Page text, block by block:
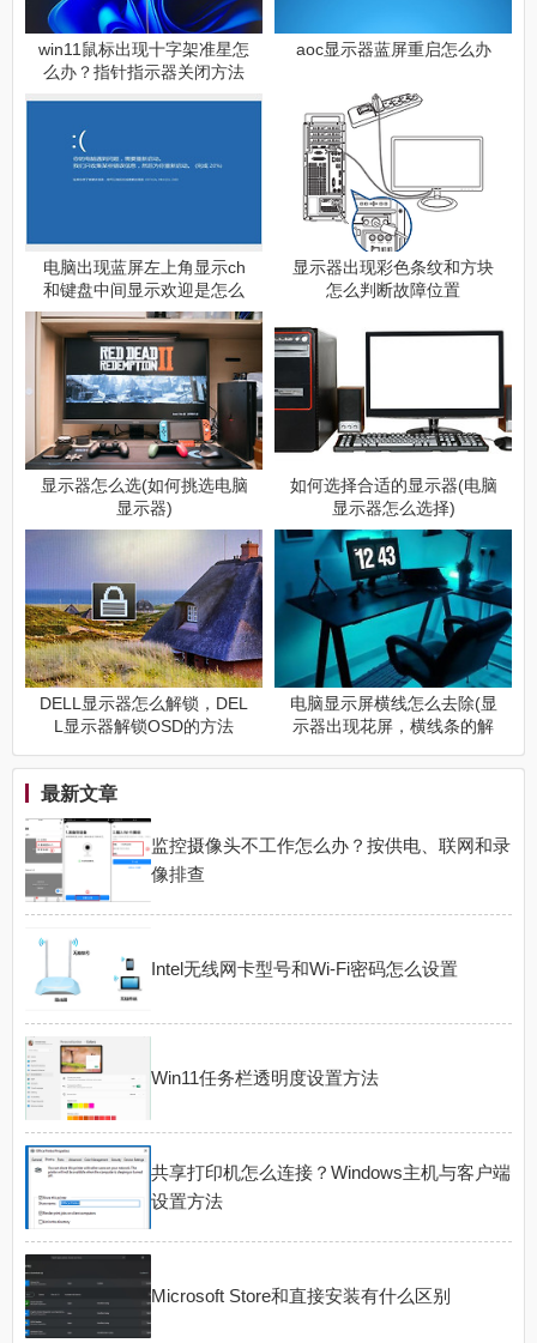
win11鼠标出现十字架准星怎
么办？指针指示器关闭方法
aoc显示器蓝屏重启怎么办
电脑出现蓝屏左上角显示ch
和键盘中间显示欢迎是怎么
回事（电脑出现蓝屏左上角
显示ch和键盘中间显示欢迎
是什么情况）
显示器出现彩色条纹和方块
怎么判断故障位置
显示器怎么选(如何挑选电脑
显示器)
如何选择合适的显示器(电脑
显示器怎么选择)
DELL显示器怎么解锁，DEL
L显示器解锁OSD的方法
电脑显示屏横线怎么去除(显
示器出现花屏，横线条的解
最新文章
监控摄像头不工作怎么办？按供电、联网和录
像排查
Intel无线网卡型号和Wi-Fi密码怎么设置
Win11任务栏透明度设置方法
共享打印机怎么连接？Windows主机与客户端
设置方法
Microsoft Store和直接安装有什么区别